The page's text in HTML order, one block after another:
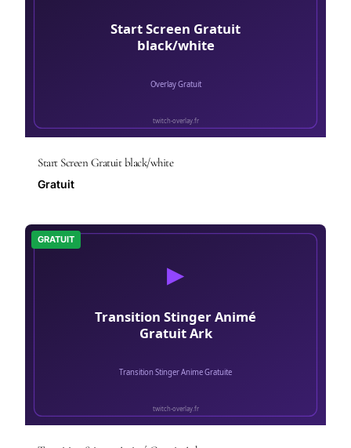
Start Screen Gratuit black/white
Gratuit
GRATUIT